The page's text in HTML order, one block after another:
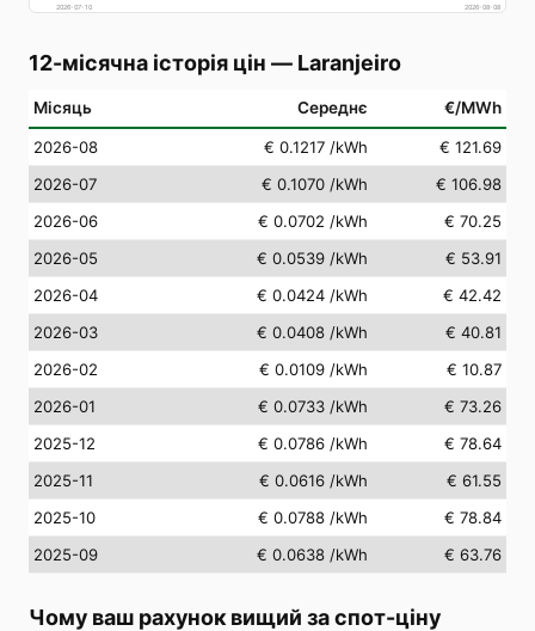
2026-07-10
2026-08-08
12-місячна історія цін — Laranjeiro
Місяць Середнє €/MWh
2026-08 € 0.1217 /kWh
€ 121.69
2026-07
€ 0.1070 /kWh
€ 106.98
2026-06
€ 0.0702 /kWh
€ 70.25
2026-05
€ 0.0539 /kWh
€ 53.91
2026-04
€ 0.0424 /kWh
€ 42.42
2026-03
€ 0.0408 /kWh
€ 40.81
2026-02
€ 0.0109 /kWh
€ 10.87
2026-01
€ 0.0733 /kWh
€ 73.26
2025-12
€ 0.0786 /kWh
€ 78.64
2025-11
€ 0.0616 /kWh
€ 61.55
2025-10
€ 0.0788 /kWh
€ 78.84
2025-09
€ 0.0638 /kWh € 63.76
Чому ваш рахунок вищий за спот-ціну